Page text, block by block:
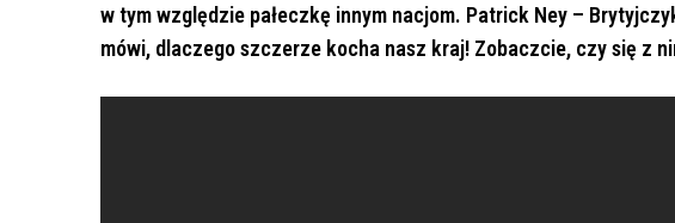
w tym względzie pałeczkę innym nacjom. Patrick Ney –
mówi, dlaczego szczerze kocha nasz kraj! Zobaczcie, czy się z